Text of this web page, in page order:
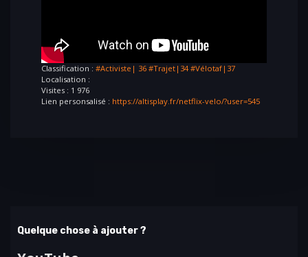
Classification : #Activiste| 36 #Trajet|34 #Vélotaf|37
Localisation :
Visites : 1 976
Lien personsalisé : https://altisplay.fr/netflix-velo/?user=545
Quelque chose à ajouter ?